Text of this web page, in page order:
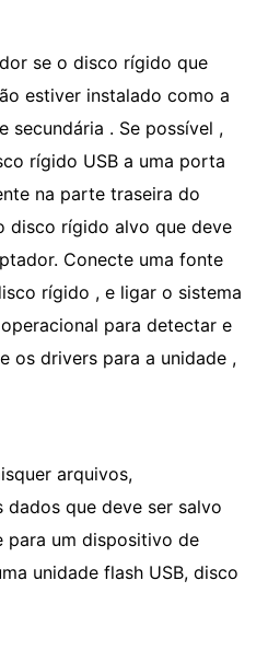
se o disco rígido que
estiver instalado como a
secundária . Se possível ,
rígido USB a uma porta
na parte traseira do
disco rígido alvo que deve
Conecte uma fonte
rígido , e ligar o sistema
para detectar e
os drivers para a unidade ,
arquivos,
que deve ser salvo
para um dispositivo de
unidade flash USB, disco